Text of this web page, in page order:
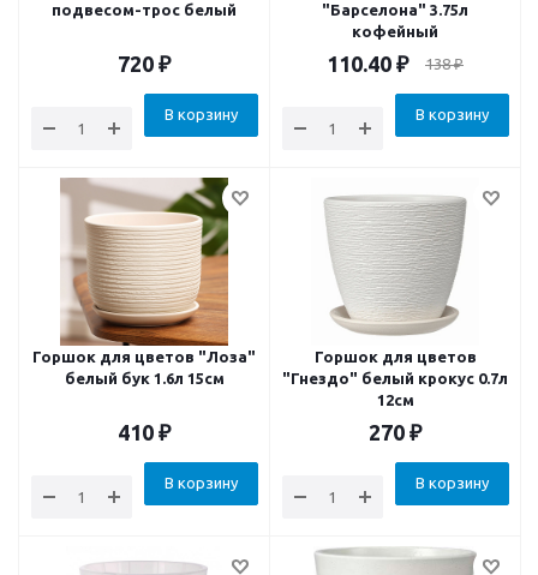
подвесом-трос белый
720 ₽
В корзину
"Барселона" 3.75л
кофейный
110.40 ₽ 138₽
В корзину
Горшок для цветов "Лоза"
белый бук 1.6л 15см
410 ₽
В корзину
Горшок для цветов
"Гнездо" белый крокус 0.7л
12см
270 ₽
В корзину